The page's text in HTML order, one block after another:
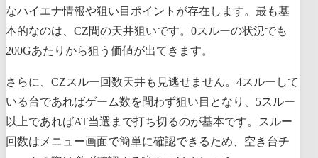
なハイエナ情報や狙い目ポイントが存在します。最も基
本的なのは、CZ間の天井狙いです。0スルーの状況でも
200Gあたりから狙う価値が出てきます。
さらに、CZスルー回数天井も見逃せません。4スルーして
いる台であればゲーム数を問わず狙い目となり、5スルー
以上であればAT当選まで打ち切るのが基本です。スルー
回数はメニュー画面で簡単に確認できるため、空き台チ